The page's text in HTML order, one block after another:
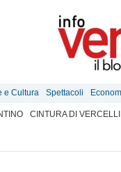
e Cultura Spettacoli
CINTURA DI VERCELLI